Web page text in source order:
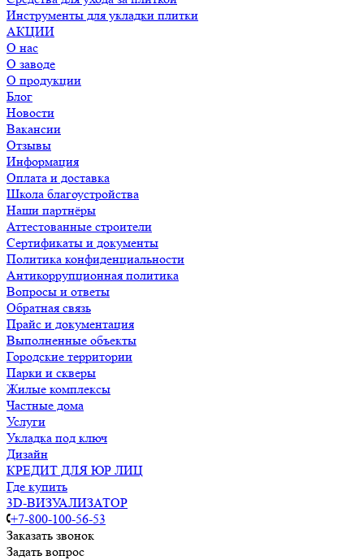
Инструменты для укладки плитки
АКЦИИ
О нас
О заводе
О продукции
Блог
Новости
Вакансии
Отзывы
Информация
Оплата и доставка
Школа благоустройства
Наши партнёры
Аттестованные строители
Сертификаты и документы
Политика конфиденциальности
Антикоррупционная политика
Вопросы и ответы
Обратная связь
Прайс и документация
Выполненные объекты
Городские территории
Парки и скверы
Жилые комплексы
Частные дома
Услуги
Укладка под ключ
Дизайн
КРЕДИТ ДЛЯ ЮР ЛИЦ
Где купить
3D-ВИЗУАЛИЗАТОР
+7-800-100-56-53
Заказать звонок
Задать вопрос